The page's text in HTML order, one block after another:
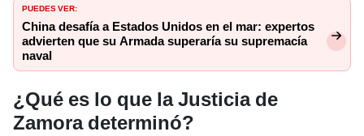
PUEDES VER:
China desafía a Estados Unidos en el mar: expertos
advierten que su Armada superaría su supremacía
naval
¿Qué es lo que la Justicia de
Zamora determinó?